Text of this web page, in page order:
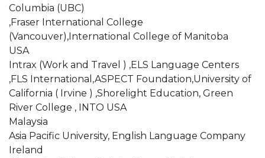
Columbia (UBC)
,Fraser International College
(Vancouver),International College of Manitoba
USA
Intrax (Work and Travel ) ,ELS Language Centers
,FLS International,ASPECT Foundation,University of
California ( Irvine ) ,Shorelight Education, Green
River College , INTO USA
Malaysia
Asia Pacific University, English Language Company
Ireland